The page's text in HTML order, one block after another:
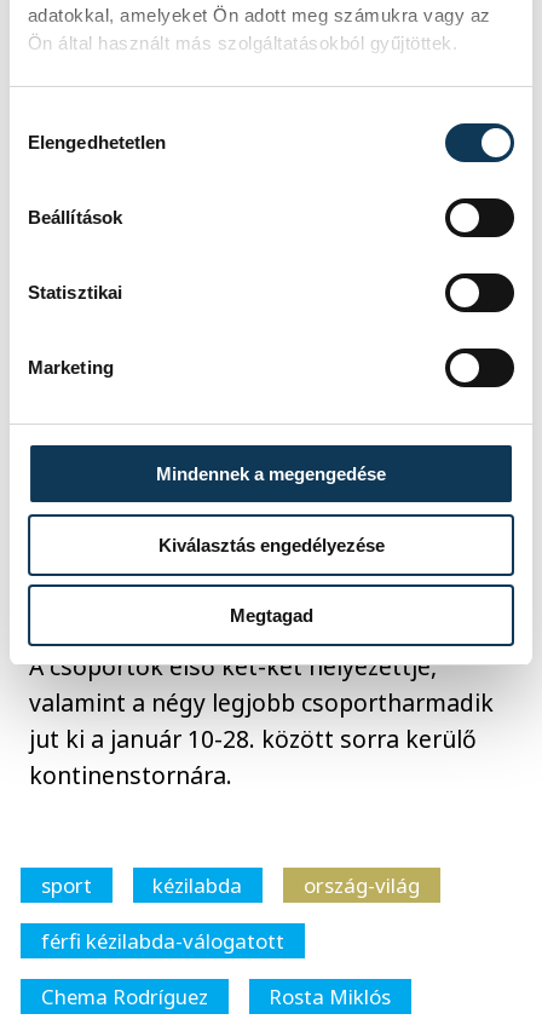
adatokkal, amelyeket Ön adott meg számukra vagy az
Ön által használt más szolgáltatásokból gyűjtöttek.
Elengedhetetlen
Beállítások
Statisztikai
Marketing
Mindennek a megengedése
Kiválasztás engedélyezése
Megtagad
átbeszélték, melyik játékossal szemben
hogyan kell védekezniük, és ennek a
megvalósítása remekül sikerült.
hogy hátul így teljesítettünk, és a kapuból
összpontosítással, fegyelmezetten
játszottunk, ennek köszönhető, hogy nem
voltak hullámvölgyek. Mindig ilyen játékra
Szeged beállója.
A csoport állása:1. (és már továbbjutott)
Magyarország 8 pont, 2. Svájc 4, 3. Georgia
2 (106-118), 4. Litvánia 2 (102-122)
A csoportok első két-két helyezettje,
valamint a négy legjobb csoportharmadik
jut ki a január 10-28. között sorra kerülő
kontinenstornára.
sport kézilabda
ország-világ
férfi kézilabda-válogatott
Chema Rodríguez
Rosta Miklós